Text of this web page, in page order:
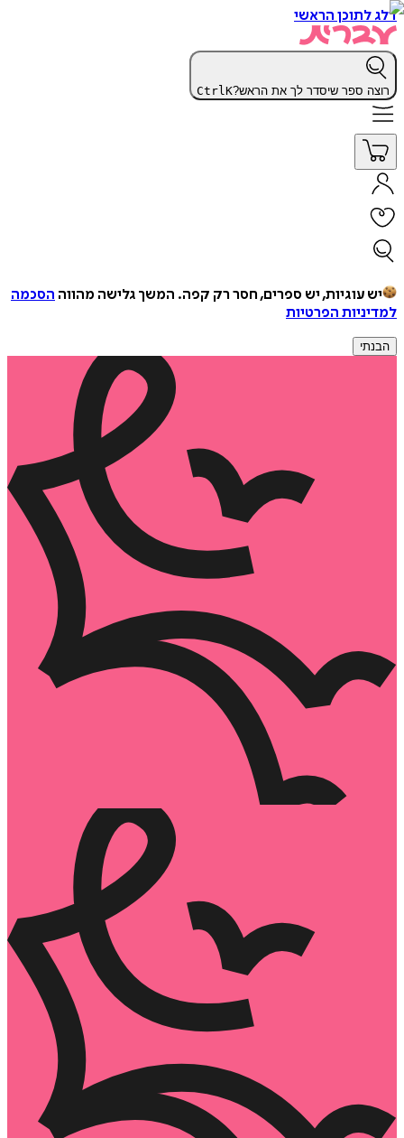
דלג לתוכן הראשי
רוצה ספר שיסדר לך את הראש? CtrlK
יש עוגיות, יש ספרים, חסר רק קפה. המשך גלישה מהווה הסכמה
למדיניות הפרטיות
הבנתי